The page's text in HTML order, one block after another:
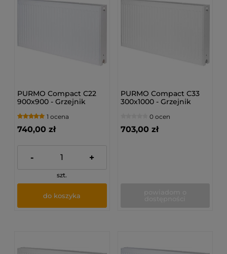
PURMO Compact C22
900x900 - Grzejnik
1 ocena
740,00 zł
- +
szt.
do koszyka
PURMO Compact C33
300x1000 - Grzejnik
0 ocen
703,00 zł